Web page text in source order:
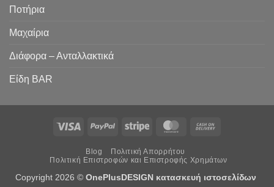
Ποτήρια
Μαχαίρια
Διάφορα – Ανταλλακτικά
Είδη ΒAR
Visa PayPal Stripe MasterCard
Blog
Πολιτική Απορρήτου
Πολιτική Επιστροφών και Επιστροφής Χρημάτων
Copyright 2026 © OnePlusDESIGN κατασκευή ιστοσελίδων